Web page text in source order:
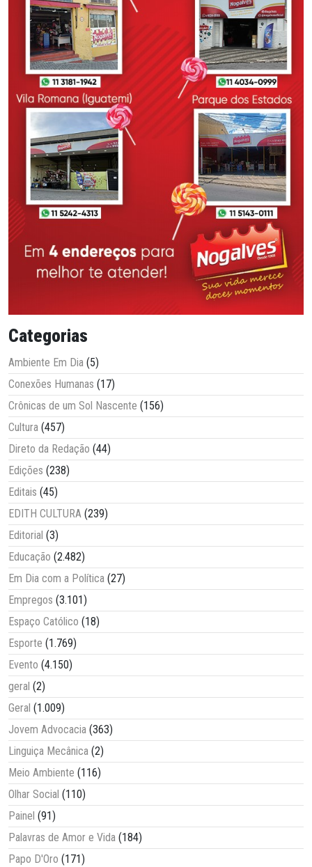
Categorias
Ambiente Em Dia (5)
Conexões Humanas (17)
Crônicas de um Sol Nascente (156)
Cultura (457)
Direto da Redação (44)
Edições (238)
Editais (45)
EDITH CULTURA (239)
Editorial (3)
Educação (2.482)
Em Dia com a Política (27)
Empregos (3.101)
Espaço Católico (18)
Esporte (1.769)
Evento (4.150)
geral (2)
Geral (1.009)
Jovem Advocacia (363)
Linguiça Mecânica (2)
Meio Ambiente (116)
Olhar Social (110)
Painel (91)
Palavras de Amor e Vida (184)
Papo D'Oro (171)